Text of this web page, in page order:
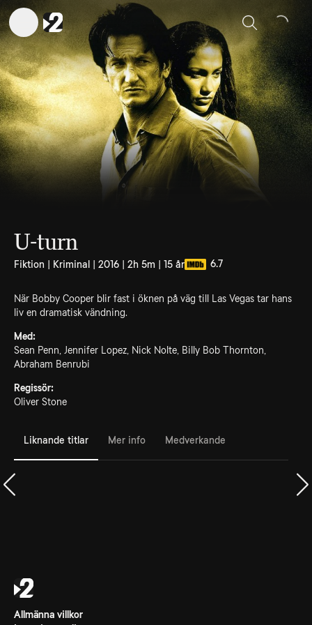
Sök
U-turn
Fiktion | Kriminal | 2016 | 2h 5m | 15 år 6.7
När Bobby Cooper blir fast i öknen på väg till Las Vegas tar hans
liv en dramatisk vändning.
Med:
Sean Penn, Jennifer Lopez, Nick Nolte, Billy Bob Thornton,
Abraham Benrubi
Regissör:
Oliver Stone
Liknande titlar Mer info Medverkande
Allmänna villkor